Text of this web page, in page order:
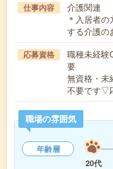
仕事内容
介護関連
＊入居者
する介護の
応募資格
職種未経験
要
無資格・
不要です▽
職場の雰囲気
年齢層
20代